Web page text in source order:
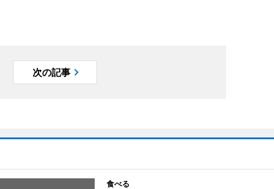
次の記事
食べる